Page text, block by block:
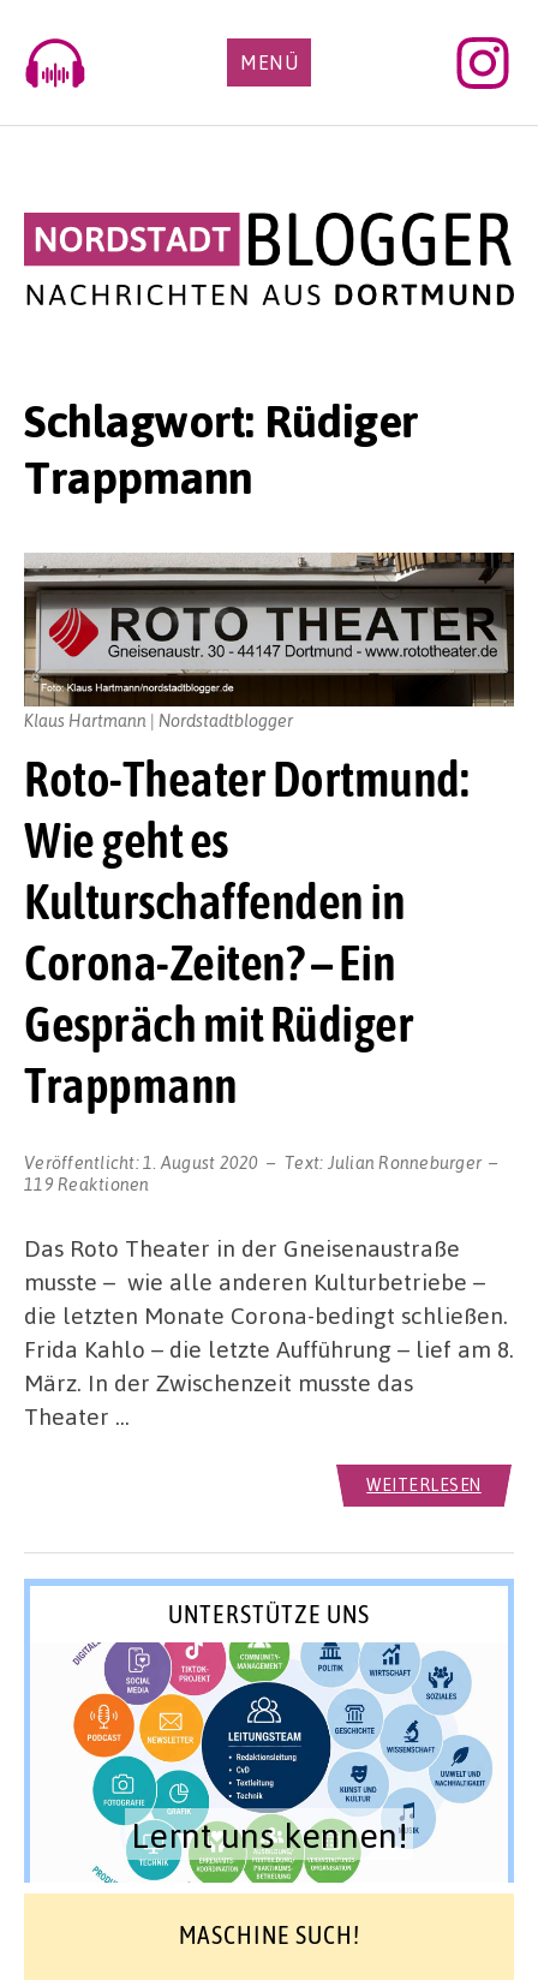
content
MENÜ
Schlagwort: Rüdiger
Trappmann
Roto-Theater Dortmund:
Wie geht es
Kulturschaffenden in
Corona-Zeiten? – Ein
Gespräch mit Rüdiger
Trappmann
Veröffentlicht: 1. August 2020 Text: Julian Ronneburger
119 Reaktionen
Klaus Hartmann | Nordstadtblogger
Das Roto Theater in der Gneisenaustraße
musste – wie alle anderen Kulturbetriebe –
die letzten Monate Corona-bedingt schließen.
Frida Kahlo – die letzte Aufführung – lief am 8.
März. In der Zwischenzeit musste das
Theater …
WEITERLESEN
UNTERSTÜTZE UNS
Lernt uns kennen!
MASCHINE SUCH!